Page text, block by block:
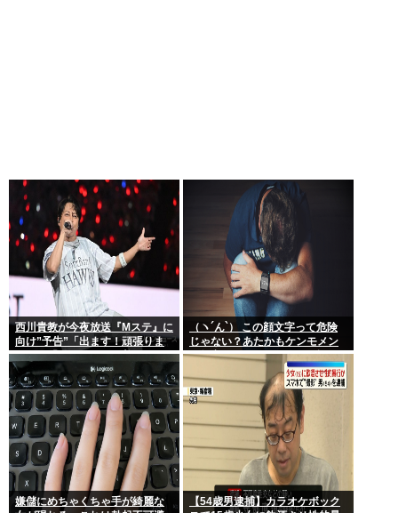
西川貴教が今夜放送『Mステ』に
向け”予告”「出ます！頑張りま
す！」「恐らくアレも着ま
す！」期待膨らむ
（ヽ´ん`） この顔文字って危険
じゃない？あたかもケンモメン
が無害で優しい一般人だと誤解
嫌儲にめちゃくちゃ手が綺麗な
【54歳男逮捕】カラオケボック